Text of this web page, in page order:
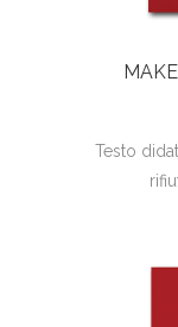
Testo